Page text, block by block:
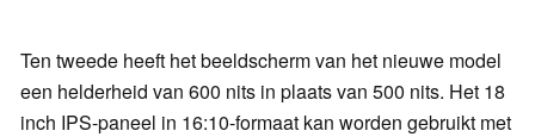
Ten tweede heeft het beeldscherm van het nieuwe model
een helderheid van 600 nits in plaats van 500 nits. Het 18
inch IPS-paneel in 16:10-formaat kan worden gebruikt met